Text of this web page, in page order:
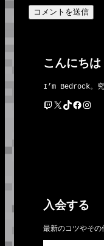
こんにち
I’m Bedrock。
Twitch X TikTok Facebook Instagram
入会する
最新のコツやそ
メールアドレスを入力…